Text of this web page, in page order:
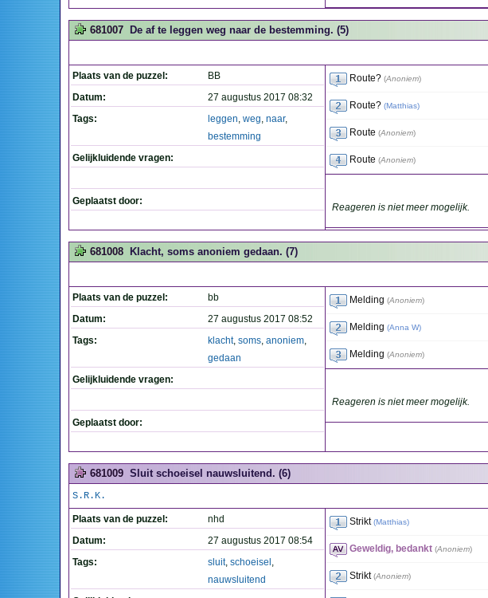
681007 De af te leggen weg naar de bestemming. (5)
Plaats van de puzzel:
BB
Datum:
27 augustus 2017 08:32
Tags:
leggen, weg, naar,
bestemming
Gelijkluidende vragen:
Geplaatst door:
Route? (Anoniem)
Route? (Matthias)
Route (Anoniem)
Route (Anoniem)
Reageren is niet meer mogelijk.
681008 Klacht, soms anoniem gedaan. (7)
Plaats van de puzzel:
bb
Datum:
27 augustus 2017 08:52
Tags:
klacht, soms, anoniem,
gedaan
Gelijkluidende vragen:
Geplaatst door:
Melding (Anoniem)
Melding (Anna W)
Melding (Anoniem)
Reageren is niet meer mogelijk.
681009 Sluit schoeisel nauwsluitend. (6)
S.R.K.
Plaats van de puzzel:
nhd
Datum:
27 augustus 2017 08:54
Tags:
sluit, schoeisel ,
nauwsluitend
Strikt (Matthias)
Geweldig, bedankt (Anoniem)
Strikt (Anoniem)